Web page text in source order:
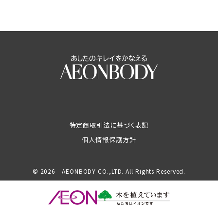
特定商取引法に基づく表記
個人情報保護方針
© 2026 AEONBODY CO.,LTD. All Rights Reserved.